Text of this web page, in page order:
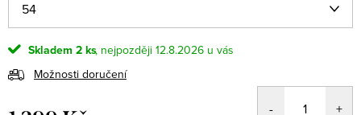
Skladem 2 ks
12.8.2026
Možnosti doručení